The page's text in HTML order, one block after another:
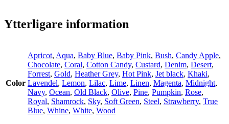
Ytterligare information
Color
Apricot, Aqua, Baby Blue, Baby Pink, Bush, Candy Apple,
Chocolate, Coral, Cotton Candy, Custard, Denim, Desert,
Forrest, Gold, Heather Grey, Hot Pink, Jet black, Khaki,
Lavendel, Lemon, Lilac, Lime, Linen, Magenta, Midnight,
Navy, Ocean, Old Black, Olive, Pine, Pumpkin, Rose,
Royal, Shamrock, Sky, Soft Green, Steel, Strawberry, True
Blue, Whine, White, Wood